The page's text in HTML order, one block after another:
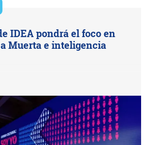
IDEA pondrá el foco en
Muerta e inteligencia